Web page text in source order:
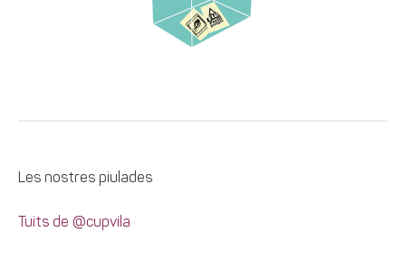
Les nostres piulades
Tuits de @cupvila